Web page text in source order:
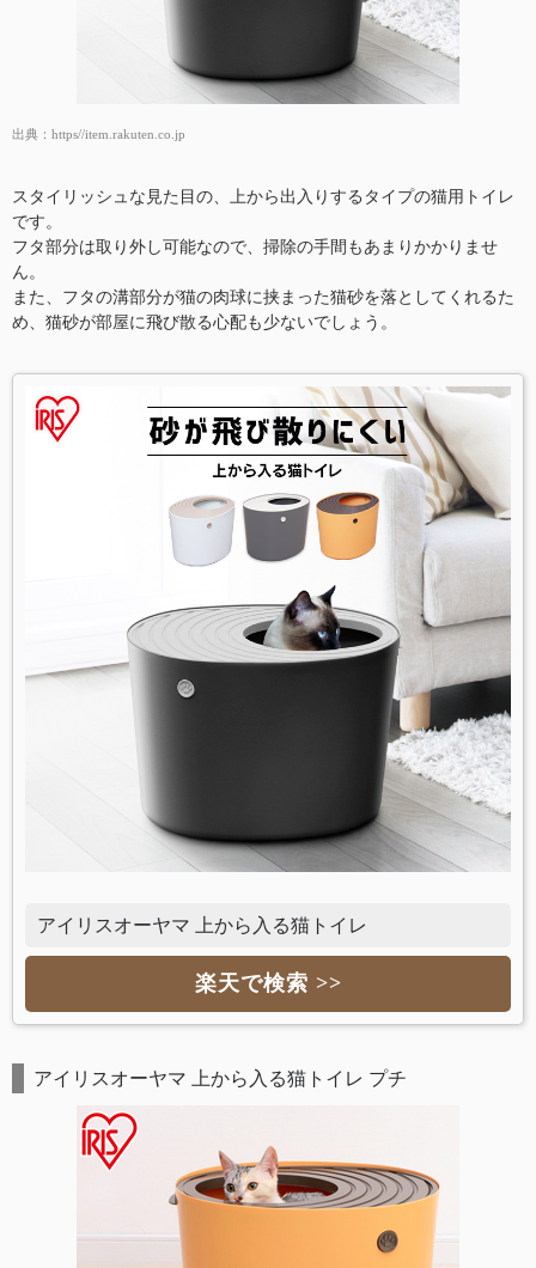
出典： https//item.rakuten.co.jp
スタイリッシュな見た目の、上から出入りするタイプの猫用トイレ
です。
フタ部分は取り外し可能なので、掃除の手間もあまりかかりませ
ん。
また、フタの溝部分が猫の肉球に挟まった猫砂を落としてくれるた
め、猫砂が部屋に飛び散る心配も少ないでしょう。
アイリスオーヤマ 上から入る猫トイレ
楽天で検索 >>
アイリスオーヤマ 上から入る猫トイレ プチ